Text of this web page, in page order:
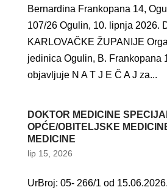
Bernardina Frankopana 14,
107/26 Ogulin, 10. lipnja 2026.
KARLOVAČKE ŽUPANIJE
jedinica Ogulin, B. Frankopana
objavljuje N A T J E Č A J za...
DOKTOR MEDICINE
OPĆE/OBITELJSKE
MEDICINE
lip 15, 2026
UrBroj: 05- 266/1 od